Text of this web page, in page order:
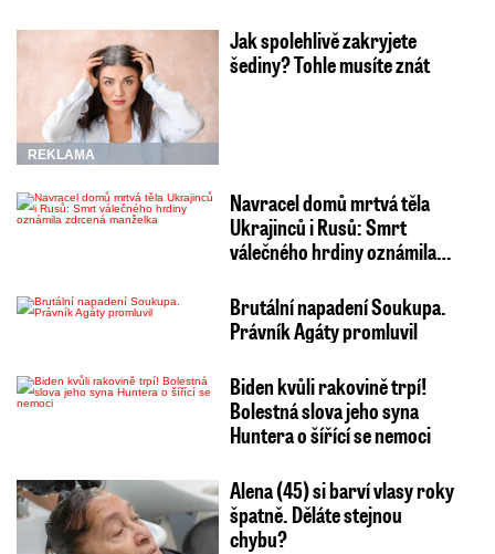
REKLAMA
Jak spolehlivě zakryjete
šediny? Tohle musíte znát
Navracel domů mrtvá těla
Ukrajinců i Rusů: Smrt
válečného hrdiny oznámila…
Brutální napadení Soukupa.
Právník Agáty promluvil
Biden kvůli rakovině trpí!
Bolestná slova jeho syna
Huntera o šířící se nemoci
Alena (45) si barví vlasy roky
špatně. Děláte stejnou
chybu?